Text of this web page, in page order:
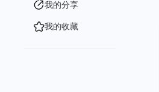
我的分享
我的收藏